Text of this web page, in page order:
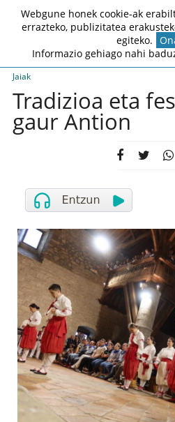
Jaiak
Tradizioa eta
gaur Antion
Webgune honek cookie-ak
errazteko, publizitatea
egiteko.
Informazio gehiago nahi